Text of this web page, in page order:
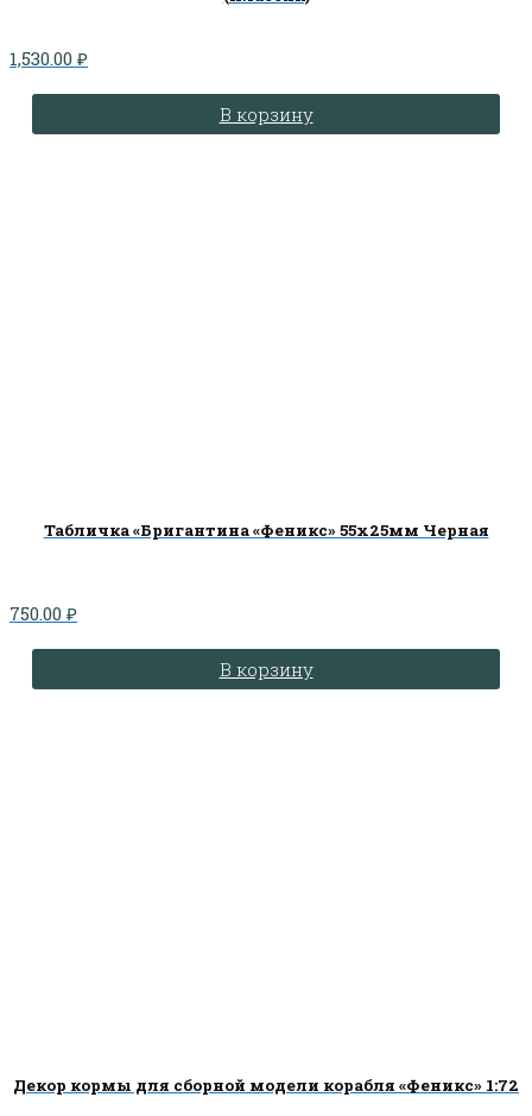
1,530.00 ₽
В корзину
Табличка «Бригантина «Феникс» 55х25мм Черная
750.00 ₽
В корзину
Декор кормы для сборной модели корабля «Феникс» 1:72